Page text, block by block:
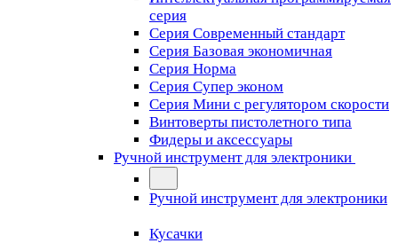
серия
Серия Современный стандарт
Серия Базовая экономичная
Серия Норма
Серия Cупер эконом
Серия Мини с регулятором скорости
Винтоверты пистолетного типа
Фидеры и аксессуары
Ручной инструмент для электроники
Ручной инструмент для электроники
Кусачки